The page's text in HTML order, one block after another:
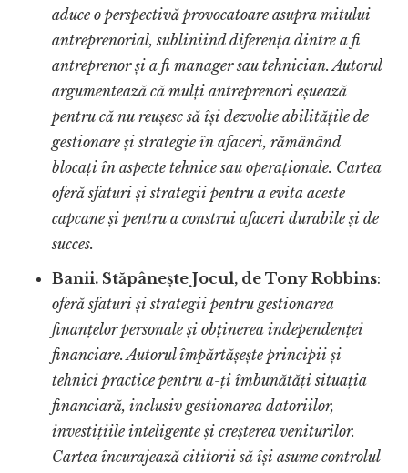
aduce o perspectivă provocatoare asupra mitului
antreprenorial, subliniind diferența dintre a fi
antreprenor și a fi manager sau tehnician. Autorul
argumentează că mulți antreprenori eșuează
pentru că nu reușesc să își dezvolte abilitățile de
gestionare și strategie în afaceri, rămânând
blocați în aspecte tehnice sau operaționale. Cartea
oferă sfaturi și strategii pentru a evita aceste
capcane și pentru a construi afaceri durabile și de
succes.
Banii. Stăpânește Jocul, de Tony Robbins:
oferă sfaturi și strategii pentru gestionarea
finanțelor personale și obținerea independenței
financiare. Autorul împărtășește principii și
tehnici practice pentru a-ți îmbunătăți situația
financiară, inclusiv gestionarea datoriilor,
investițiile inteligente și creșterea veniturilor.
Cartea încurajează cititorii să își asume controlul